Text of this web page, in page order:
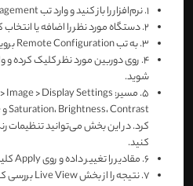
1. نرم‌افزار را باز کنید و وارد تب Device Management شوید.
2. دستگاه مورد نظر را اضافه یا انتخاب
3. به تب Remote Configuration بروید.
4.
شوید.
5.
کرد. در این بخش می‌توانید تنظیمات
کنید.
6. مقادیر را تغییر داده و روی Apply کلیک کنید.
7. نتیجه را از بخش Live View بررسی کنید.